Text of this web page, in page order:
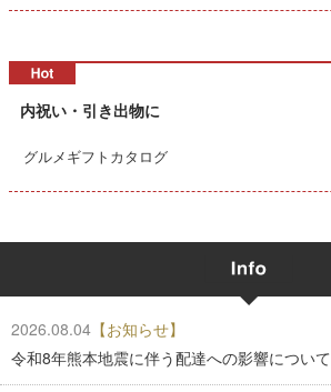
内祝い・引き出物に
グルメギフトカタログ
2026.08.04 【お知らせ】
令和8年熊本地震に伴う配達への影響について